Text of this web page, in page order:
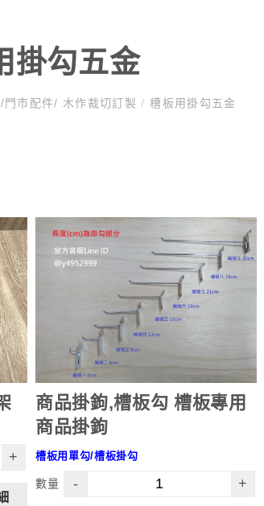
掛勾五金
/門市配件/ 木作裁切訂製/ 槽板用掛勾五金
+
商品掛鉤,槽板勾 槽板專用
商品掛鉤
槽板用單勾/槽板掛勾
數量 - +